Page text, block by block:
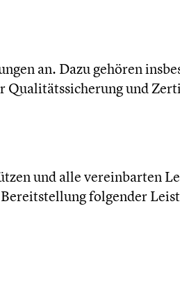
an. Dazu gehören
Qualitätssicherung und
und alle vereinbarten
folgender